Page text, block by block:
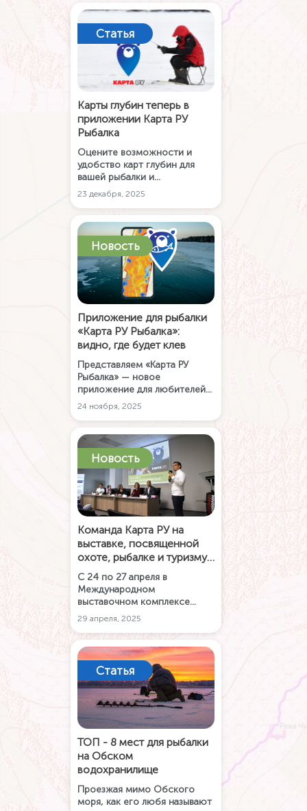
Статья
Карты глубин теперь в
приложении Карта РУ
Рыбалка
Оцените возможности и
удобство карт глубин для
вашей рыбалки и
путешествий!
23 декабря, 2025
Новость
Приложение для рыбалки
«Карта РУ Рыбалка»:
видно, где будет клев
Представляем «Карта РУ
Рыбалка» — новое
приложение для любителей
рыбалки, в котором нужная
карта глубин доступна
практически мгновенно и
работает даже без
интернета.
24 ноября, 2025
Новость
Команда Карта РУ на
выставке, посвященной
охоте, рыбалке и туризму
в Сибири
С 24 по 27 апреля в
Международном
выставочном комплексе
«Новосибирск Экспоцентр»
прошла выставка,
посвященная охоте,
рыболовству и активному
туризму. В первый день
выставки был организован
круглый стол для обсуждения
новых тенденций в этой
сфере, в котором принял
участие и представитель
Карты РУ.
29 апреля, 2025
Статья
ТОП - 8 мест для рыбалки
на Обском
водохранилище
Проезжая мимо Обского
моря, как его любя называют